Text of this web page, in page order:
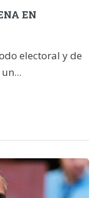
EN
electoral y de